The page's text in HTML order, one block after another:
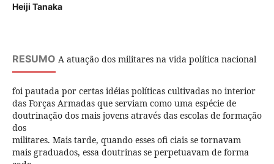
Heiji Tanaka
RESUMO A atuação dos militares na vida política nacional
foi pautada por certas idéias políticas cultivadas no interior
das Forças Armadas que serviam como uma espécie de
doutrinação dos mais jovens através das escolas de formação
dos
militares. Mais tarde, quando esses ofi ciais se tornavam
mais graduados, essa doutrinas se perpetuavam de forma